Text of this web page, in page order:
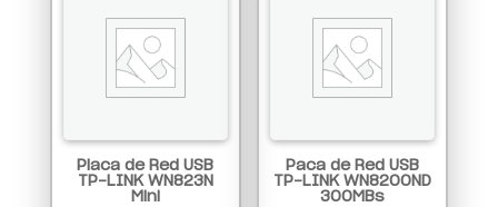
Placa de Red USB
TP-LINK WN823N
Mini
Paca de Red USB
TP-LINK WN8200ND
300MBs